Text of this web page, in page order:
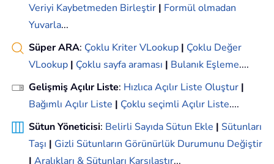
Veriyi Kaybetmeden Birleştir | Formül olmadan
Yuvarla...
Süper ARA: Çoklu Kriter VLookup | Çoklu Değer
VLookup | Çoklu sayfa araması | Bulanık Eşleme....
Gelişmiş Açılır Liste: Hızlıca Açılır Liste Oluştur |
Bağımlı Açılır Liste | Çoklu seçimli Açılır Liste....
Sütun Yöneticisi: Belirli Sayıda Sütun Ekle | Sütunları
Taşı | Gizli Sütunların Görünürlük Durumunu Değiştir
| Aralıkları & Sütunları Karşılaştır...